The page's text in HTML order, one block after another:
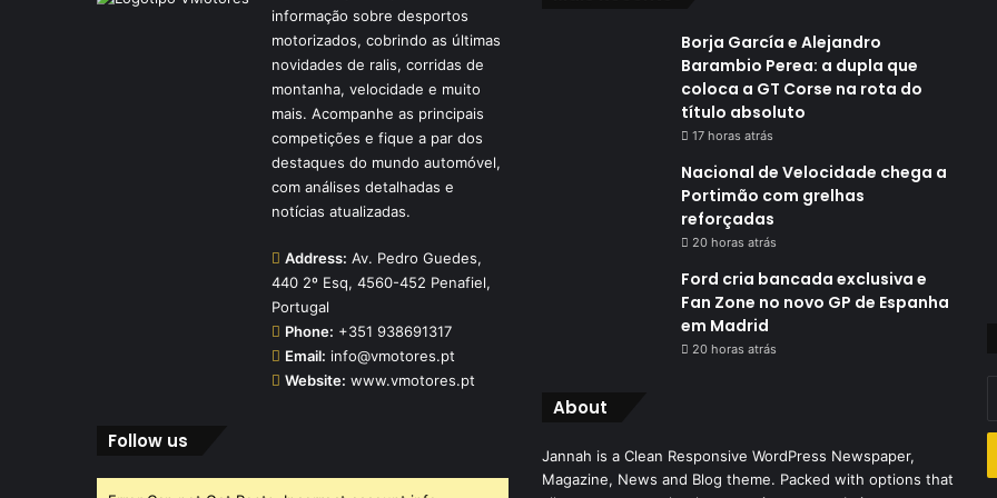
informação sobre desportos
motorizados, cobrindo as últimas
novidades de ralis, corridas de
montanha, velocidade e muito
mais. Acompanhe as principais
competições e fique a par dos
destaques do mundo automóvel,
com análises detalhadas e
notícias atualizadas.
Address: Av. Pedro Guedes,
440 2º Esq, 4560-452 Penafiel,
Portugal
Phone: +351 938691317
Email: info@vmotores.pt
Website: www.vmotores.pt
Follow us
Borja García e Alejandro
Barambio Perea: a dupla que
coloca a GT Corse na rota do
título absoluto
17 horas atrás
Nacional de Velocidade chega a
Portimão com grelhas
reforçadas
20 horas atrás
Ford cria bancada exclusiva e
Fan Zone no novo GP de Espanha
em Madrid
20 horas atrás
About
Jannah is a Clean Responsive WordPress Newspaper,
Magazine, News and Blog theme. Packed with options that